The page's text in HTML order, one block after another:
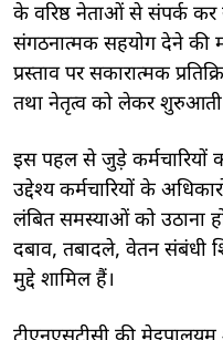
के वरिष्ठ नेताओं से संपर्क
संगठनात्मक सहयोग देने की
प्रस्ताव पर सकारात्मक
तथा नेतृत्व को लेकर शुरुआती
इस पहल से जुड़े कर्मचारियों
उद्देश्य कर्मचारियों के
लंबित समस्याओं को उठाना
दबाव, तबादले, वेतन संबंधी
मुद्दे शामिल हैं।